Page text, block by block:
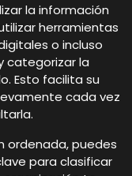
la información
herramientas
o incluso
categorizar la
Esto facilita su
cada vez
ordenada, puedes
para clasificar